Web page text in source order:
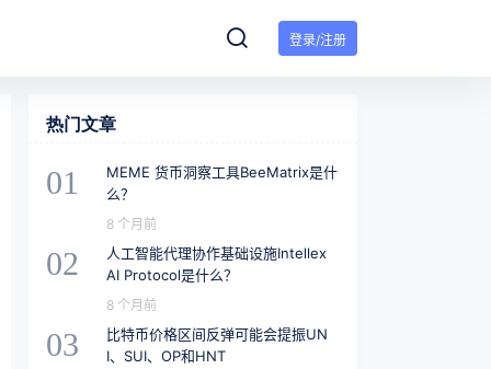
登录/注册
热门文章
01
MEME 货币洞察工具BeeMatrix是什
么？
8 个月前
02
人工智能代理协作基础设施Intellex
AI Protocol是什么？
8 个月前
03
比特币价格区间反弹可能会提振UN
I、SUI、OP和HNT